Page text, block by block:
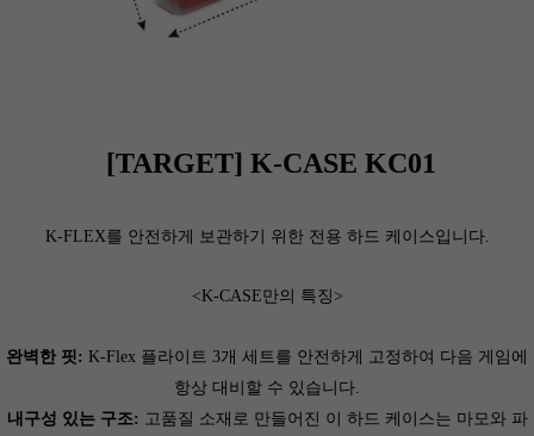
[TARGET] K-CASE KC01
K-FLEX를 안전하게 보관하기 위한 전용 하드 케이스입니다.
<K-CASE만의 특징>
완벽한 핏: K-Flex 플라이트 3개 세트를 안전하게 고정하여 다음 게임에
항상 대비할 수 있습니다.
내구성 있는 구조: 고품질 소재로 만들어진 이 하드 케이스는 마모와 파